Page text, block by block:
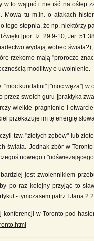
w to wątpić i nie iść na
tu m.in. o atakach
stopnia, że np. niektórzy
[por. Iz. 29:9-10; Jer.
wydają wobec
rzekomo mają "prorocze
modlitwy o uwolnienie.
kundalini" ["moc węża"]
swoich guru [praktyka
wielkie pragnienie i
przekazuje im tę energię
tzw. "złotych zębów" lub
świata. Jednak zbór w
nowego i
jest zwolennikiem
po raz kolejny przyjąć to
- tymczasem patrz I Jana
w Toronto pod